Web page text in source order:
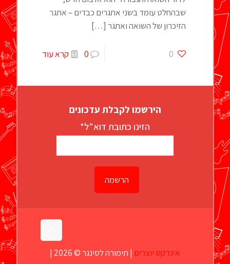
שבהחלט עומד בשני אתגרים כבדים – אתגר
הזיכרון של השואה ואתגר […]
0
0 קרא עוד
הירשמו לקבלת עדכונים
הזינו כתובת דוא"ל*
אינדקס יוצרים | תימורה לסינגר © 2026 |